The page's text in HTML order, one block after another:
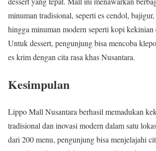
minuman tradisional, seperti es cendol,
hingga minuman modern seperti kopi kekinian
Untuk dessert, pengunjung bisa mencoba
es krim dengan cita rasa khas Nusantara.
Kesimpulan
Lippo Mall Nusantara berhasil memadukan
tradisional dan inovasi modern dalam satu
dari 200 menu, pengunjung bisa menjelajahi